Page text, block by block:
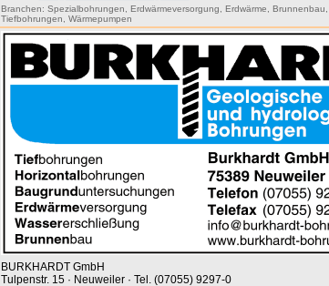
Branchen:Spezialbohrungen ,Erdwärmeversorgung ,Erdwärme ,Brunnenbau
Tiefbohrungen
,Wärmepumpen
BURKHARDT GmbH
Tulpenstr. 15 · Neuweiler · Tel. (07055) 9297-0